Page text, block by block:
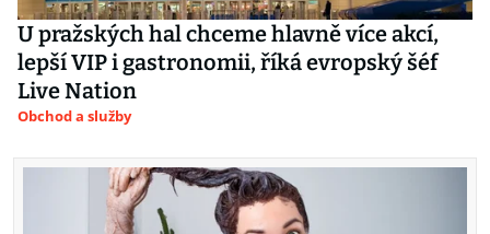
U pražských hal chceme hlavně více akcí,
lepší VIP i gastronomii, říká evropský šéf
Live Nation
Obchod a služby